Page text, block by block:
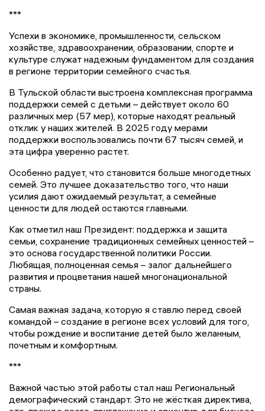
***
Успехи в экономике, промышленности, сельском
хозяйстве, здравоохранении, образовании, спорте и
культуре служат надежным фундаментом для создания
в регионе территории семейного счастья.
В Тульской области выстроена комплексная программа
поддержки семей с детьми – действует около 60
различных мер (57 мер), которые находят реальный
отклик у наших жителей. В 2025 году мерами
поддержки воспользовались почти 67 тысяч семей, и
эта цифра уверенно растет.
Особенно радует, что становится больше многодетных
семей. Это лучшее доказательство того, что наши
усилия дают ожидаемый результат, а семейные
ценности для людей остаются главными.
Как отметил наш Президент: поддержка и защита
семьи, сохранение традиционных семейных ценностей –
это основа государственной политики России.
Любящая, полноценная семья – залог дальнейшего
развития и процветания нашей многонациональной
страны.
Самая важная задача, которую я ставлю перед своей
командой – создание в регионе всех условий для того,
чтобы рождение и воспитание детей было желанным,
почетным и комфортным.
***
Важной частью этой работы стал наш Региональный
демографический стандарт. Это не жёсткая директива,